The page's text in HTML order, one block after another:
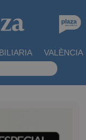
VALÈNCIA